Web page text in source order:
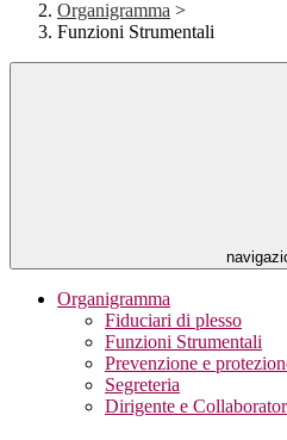
Organigramma >
Funzioni Strumentali
Organigramma
Fiduciari di plesso
Funzioni Strumentali
Prevenzione e
Segreteria
Dirigente e